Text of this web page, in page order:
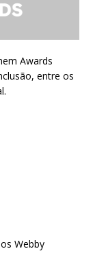
Awards
entre os
Webby